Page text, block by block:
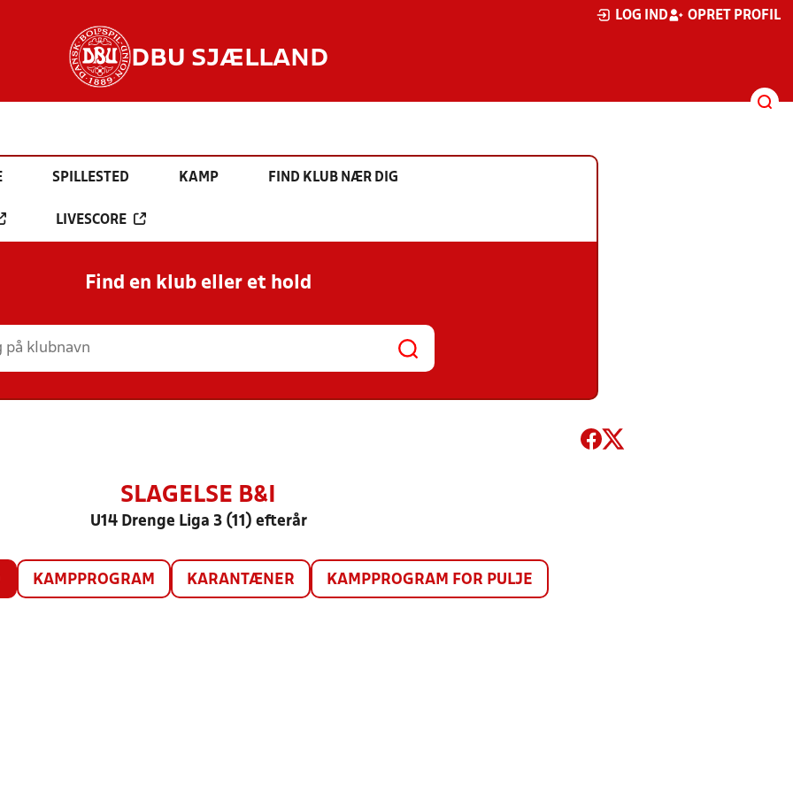
LOG IND OPRET PROFIL
DBU SJÆLLAND
SPILLESTED KAMP FIND KLUB NÆR DIG
LIVESCORE
Find en klub eller et hold
SLAGELSE B&I
U14 Drenge Liga 3 (11) efterår
KAMPPROGRAM KARANTÆNER KAMPPROGRAM FOR PULJE